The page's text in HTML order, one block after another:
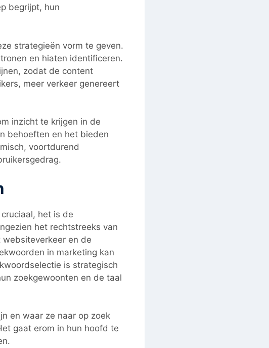
begrijpt, hun
strategieën vorm te geven.
en hiaten identificeren.
zodat de content
meer verkeer genereert
inzicht te krijgen in de
behoeften en het bieden
voortdurend
het is de
het rechtstreeks van
websiteverkeer en de
in marketing kan
is strategisch
zoekgewoonten en de taal
en waar ze naar op zoek
gaat erom in hun hoofd te